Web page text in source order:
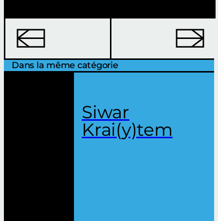
Dans la même catégorie
Siwar
Krai(y)tem